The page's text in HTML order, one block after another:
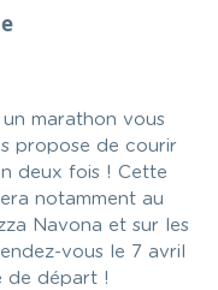
marathon vous
propose de courir
deux fois ! Cette
notamment au
Navona et sur les
vous le 7 avril
de départ !